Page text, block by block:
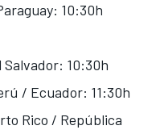
10:30h
Salvador: 10:30h
/ Ecuador: 11:30h
Rico / República